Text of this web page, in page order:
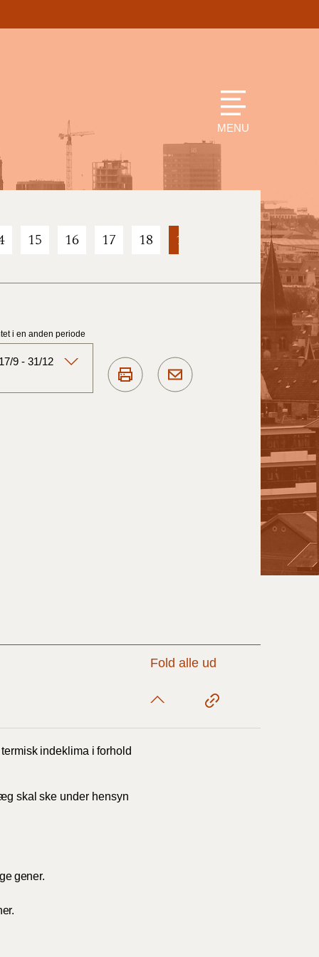
MENU
15 16 17 18 19 21 22
i en anden periode
9 - 31/12
1-29/6 2021)
Fold alle ud
termisk indeklima i forhold
skal ske under hensyn
gener.